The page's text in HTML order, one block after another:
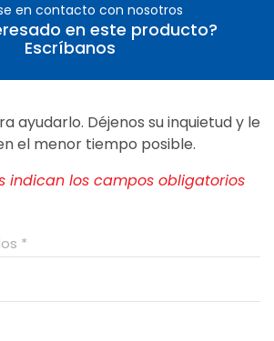
en contacto con nosotros
en este producto?
Escríbanos
ayudarlo. Déjenos su inquietud y le
el menor tiempo posible.
indican los campos obligatorios